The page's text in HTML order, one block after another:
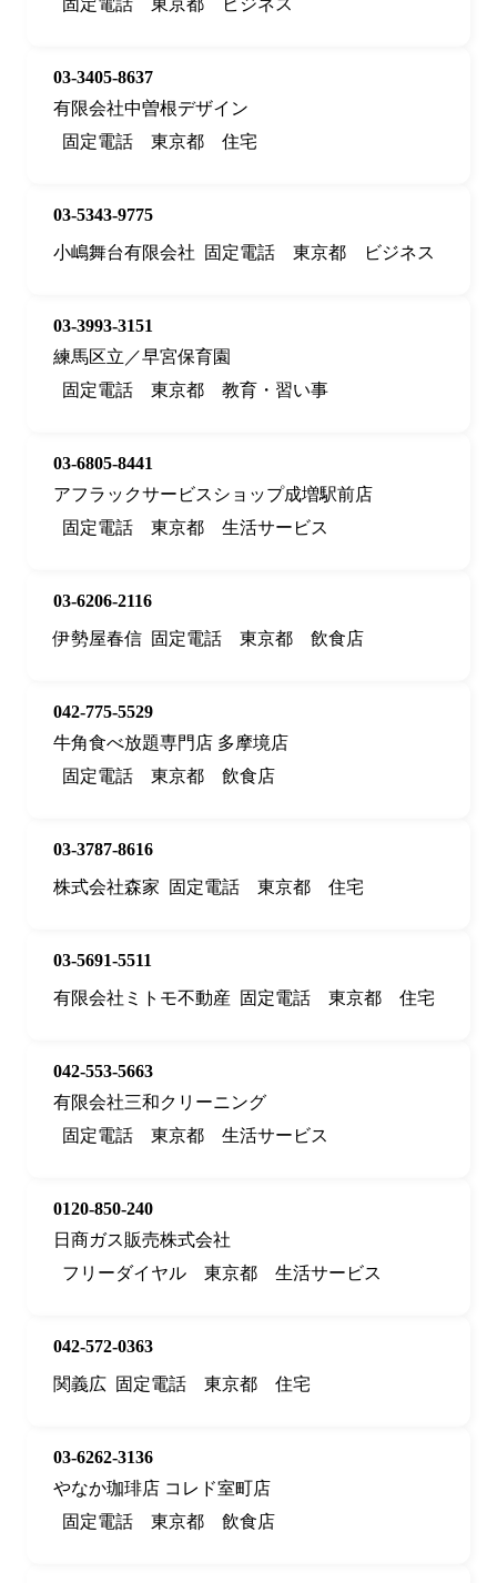
固定電話
東京都 ビジネス
03-3405-8637
有限会社中曽根デザイン
固定電話
東京都 住宅
03-5343-9775
小嶋舞台有限会社
固定電話 東京都 ビジネス
03-3993-3151
練馬区立／早宮保育園
固定電話
東京都 教育・習い事
03-6805-8441
アフラックサービスショップ成増駅前店
固定電話
東京都 生活サービス
03-6206-2116
伊勢屋春信 固定電話 東京都 飲食店
042-775-5529
牛角食べ放題専門店 多摩境店
固定電話
東京都 飲食店
03-3787-8616
株式会社森家
固定電話 東京都 住宅
03-5691-5511
有限会社ミトモ不動産 固定電話 東京都 住宅
042-553-5663
有限会社三和クリーニング
固定電話
東京都 生活サービス
0120-850-240
日商ガス販売株式会社
フリーダイヤル
東京都 生活サービス
042-572-0363
関義広 固定電話 東京都 住宅
03-6262-3136
やなか珈琲店 コレド室町店
固定電話
東京都 飲食店